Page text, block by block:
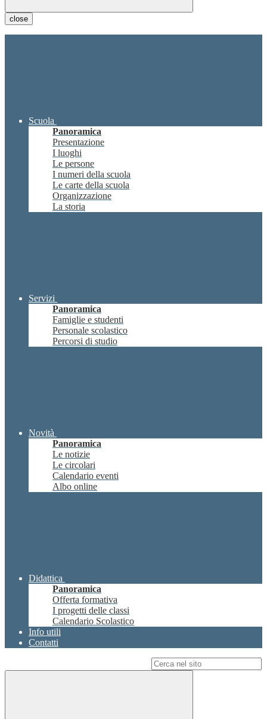
close
Scuola
Panoramica
Presentazione
I luoghi
Le persone
I numeri della scuola
Le carte della scuola
Organizzazione
La storia
Servizi
Panoramica
Famiglie e studenti
Personale scolastico
Percorsi di studio
Novità
Panoramica
Le notizie
Le circolari
Calendario eventi
Albo online
Didattica
Panoramica
Offerta formativa
I progetti delle classi
Calendario Scolastico
Info utili
Contatti